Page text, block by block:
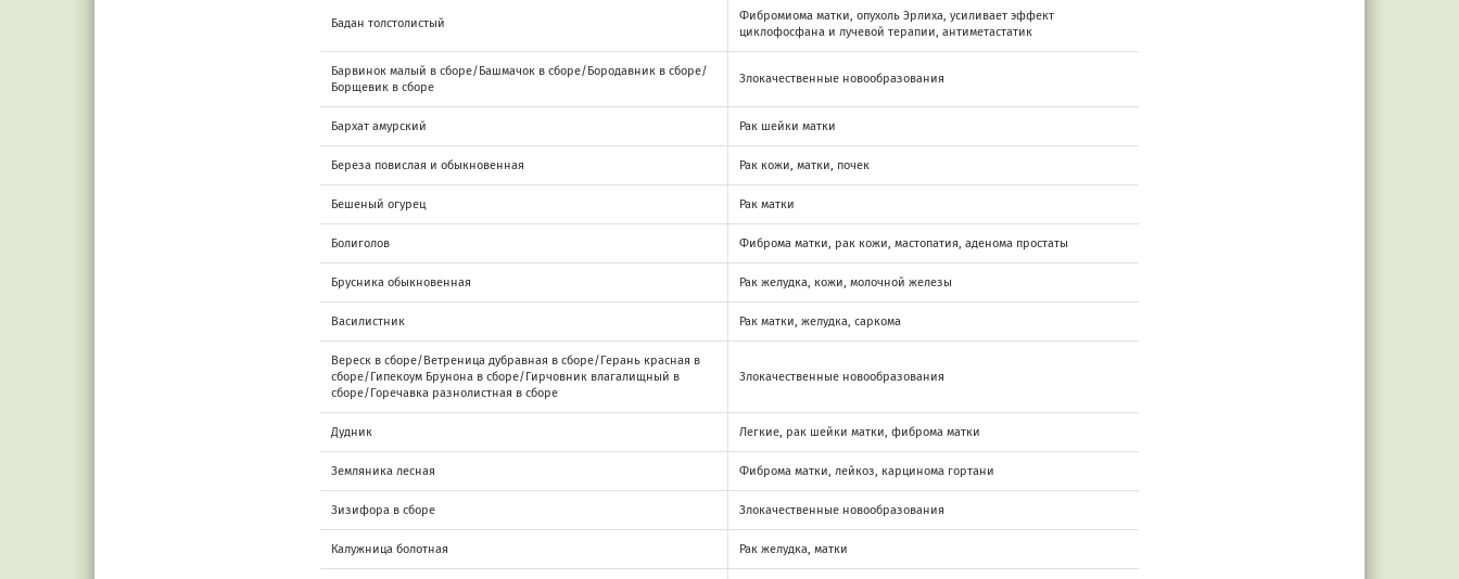
Бадан толстолистый
Фибромиома матки, опухоль Эрлиха, усиливает эффект
циклофосфана и лучевой терапии, антиметастатик
Барвинок малый в сборе/Башмачок в сборе/Бородавник в сборе/
Борщевик в сборе
Злокачественные новообразования
Бархат амурский Рак шейки матки
Береза повислая и обыкновенная Рак кожи, матки, почек
Бешеный огурец Рак матки
Болиголов Фиброма матки, рак кожи, мастопатия, аденома простаты
Брусника обыкновенная Рак желудка, кожи, молочной железы
Василистник Рак матки, желудка, саркома
Вереск в сборе/Ветреница дубравная в сборе/Герань красная в
сборе/Гипекоум Брунона в сборе/Гирчовник влагалищный в
сборе/Горечавка разнолистная в сборе
Злокачественные новообразования
Дудник Легкие, рак шейки матки, фиброма матки
Земляника лесная Фиброма матки, лейкоз, карцинома гортани
Зизифора в сборе Злокачественные новообразования
Калужница болотная Рак желудка, матки